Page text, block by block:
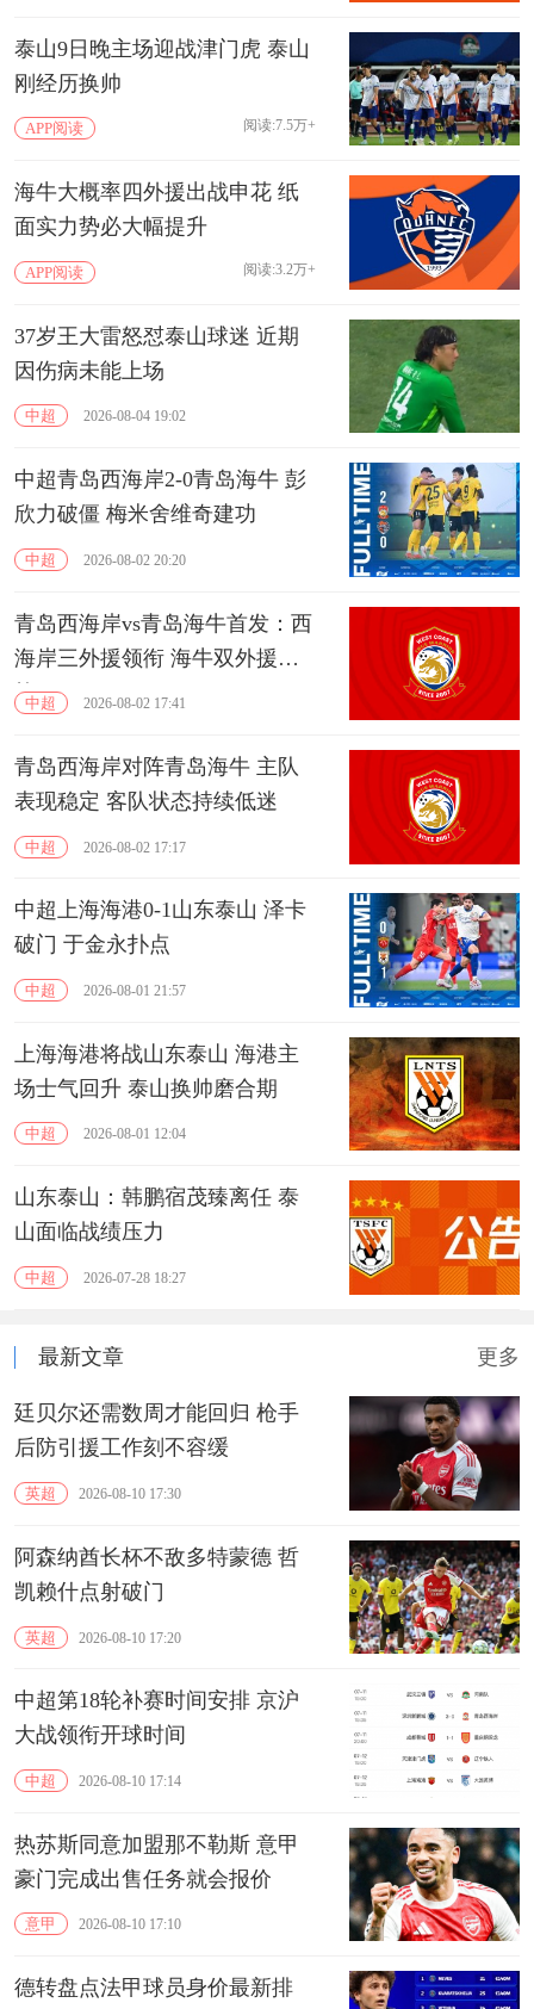
泰山9日晚主场迎战津门虎 泰山
刚经历换帅
APP阅读 阅读:7.5万+
海牛大概率四外援出战申花 纸
面实力势必大幅提升
APP阅读 阅读:3.2万+
37岁王大雷怒怼泰山球迷 近期
因伤病未能上场
中超 2026-08-04 19:02
中超青岛西海岸2-0青岛海牛 彭
欣力破僵 梅米舍维奇建功
中超 2026-08-02 20:20
青岛西海岸vs青岛海牛首发：西
海岸三外援领衔 海牛双外援出
战中超 2026-08-02 17:41
青岛西海岸对阵青岛海牛 主队
表现稳定 客队状态持续低迷
中超 2026-08-02 17:17
中超上海海港0-1山东泰山 泽卡
破门 于金永扑点
中超 2026-08-01 21:57
上海海港将战山东泰山 海港主
场士气回升 泰山换帅磨合期
中超 2026-08-01 12:04
山东泰山：韩鹏宿茂臻离任 泰
山面临战绩压力
中超 2026-07-28 18:27
最新文章 更多
廷贝尔还需数周才能回归 枪手
后防引援工作刻不容缓
英超 2026-08-10 17:30
阿森纳酋长杯不敌多特蒙德 哲
凯赖什点射破门
英超 2026-08-10 17:20
中超第18轮补赛时间安排 京沪
大战领衔开球时间
中超 2026-08-10 17:14
热苏斯同意加盟那不勒斯 意甲
豪门完成出售任务就会报价
意甲 2026-08-10 17:10
德转盘点法甲球员身价最新排